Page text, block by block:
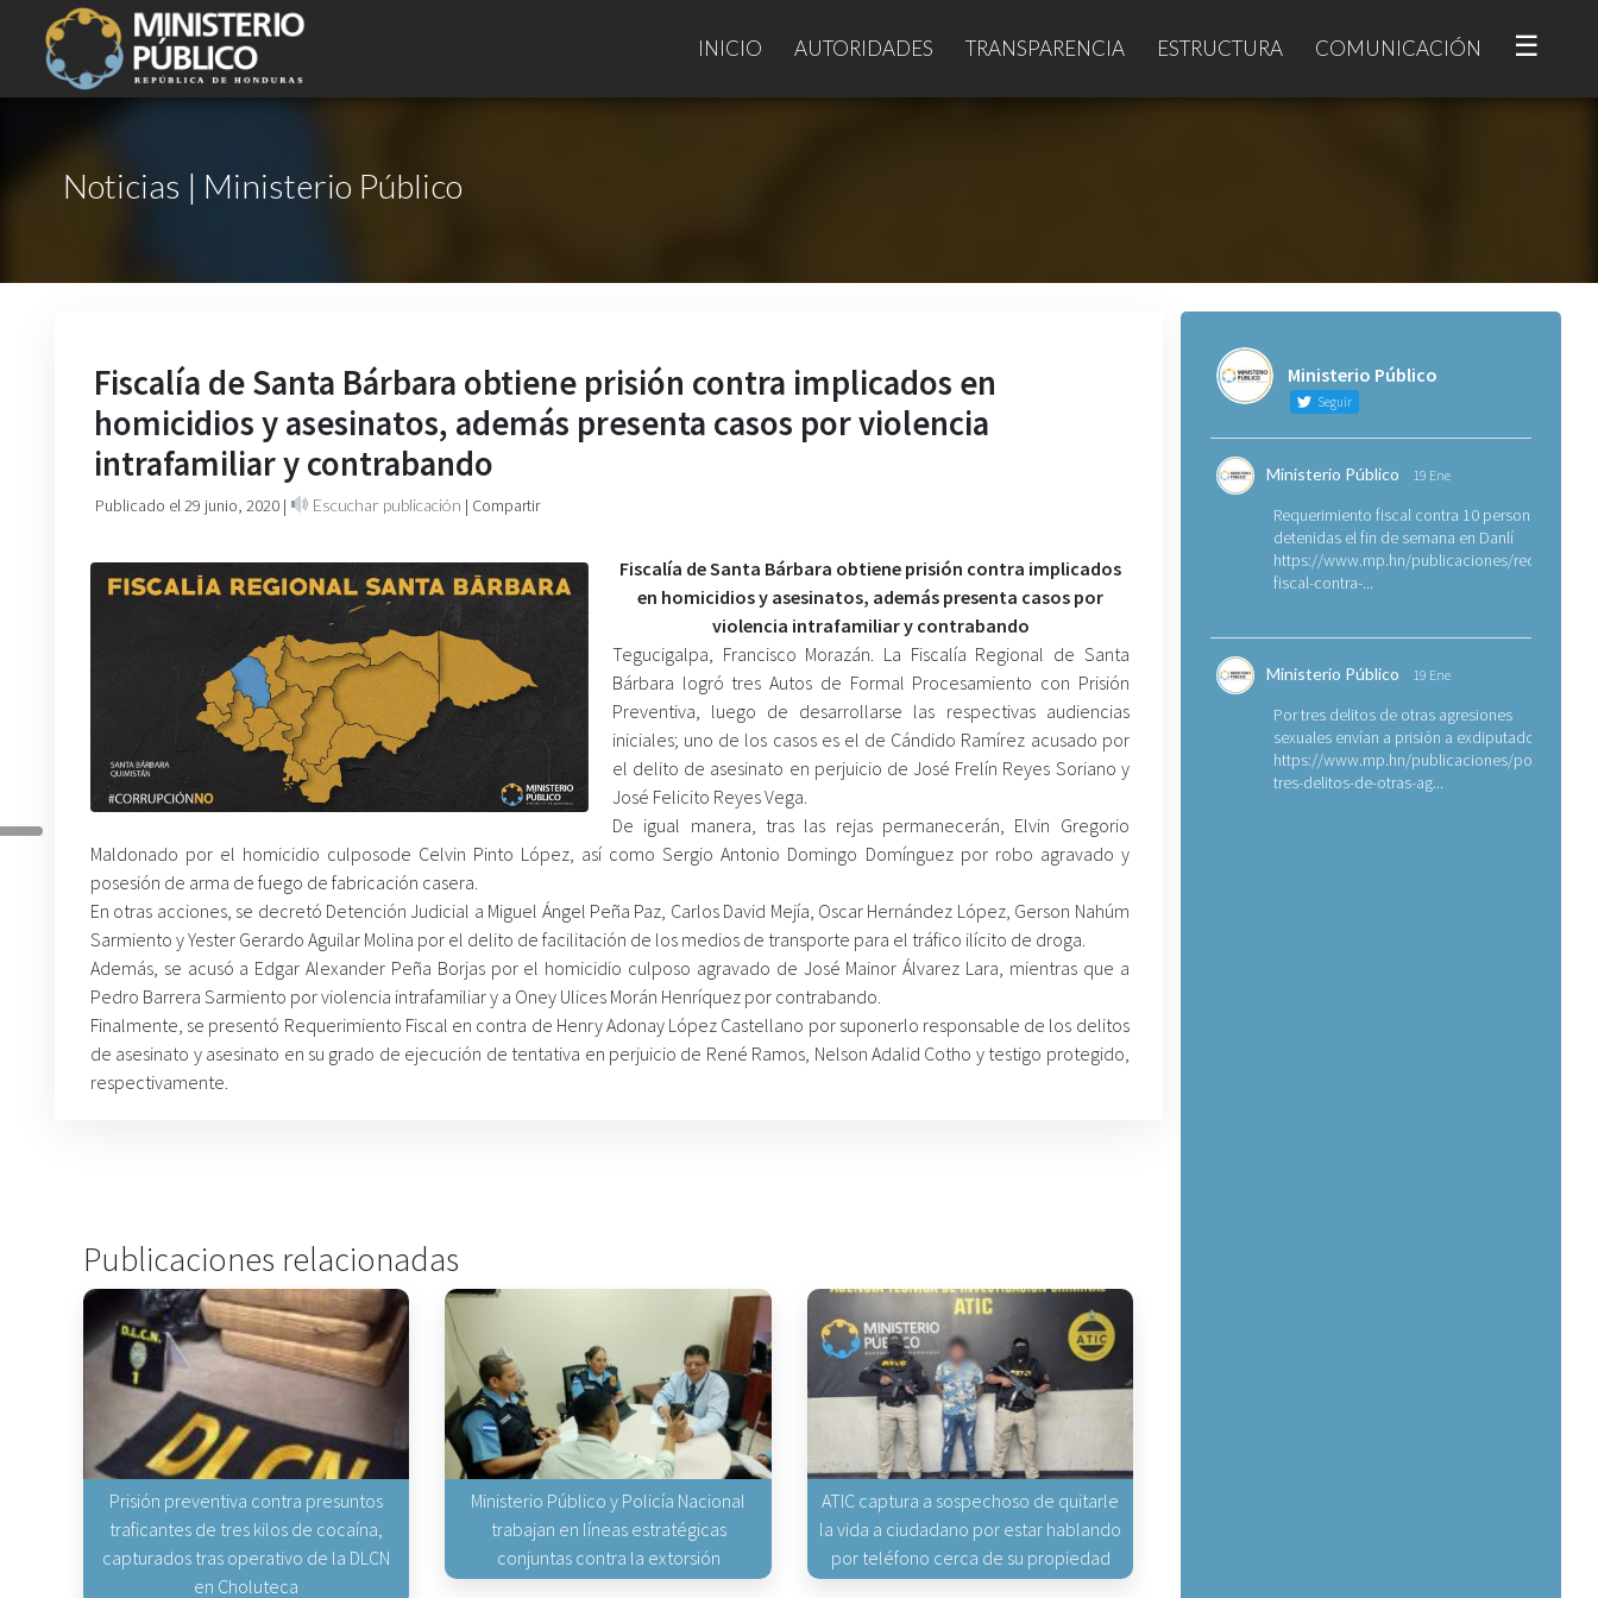
INICIO AUTORIDADES TRANSPARENCIA ESTRUCTURA COMUNICACIÓN ☰
Noticias | Ministerio Público
Fiscalía de Santa Bárbara obtiene prisión contra implicados en
homicidios y asesinatos, además presenta casos por violencia
intrafamiliar y contrabando
Publicado el 29 junio, 2020 | Escuchar publicación | Compartir
Fiscalía de Santa Bárbara obtiene prisión contra implicados
en homicidios y asesinatos, además presenta casos por
violencia intrafamiliar y contrabando
Tegucigalpa, Francisco Morazán. La Fiscalía Regional de Santa
Bárbara logró tres Autos de Formal Procesamiento con Prisión
Preventiva, luego de desarrollarse las respectivas audiencias
iniciales; uno de los casos es el de Cándido Ramírez acusado por
el delito de asesinato en perjuicio de José Frelín Reyes Soriano y
José Felicito Reyes Vega.
De igual manera, tras las rejas permanecerán, Elvin Gregorio
Maldonado por el homicidio culposode Celvin Pinto López, así como Sergio Antonio Domingo Domínguez por robo agravado y
posesión de arma de fuego de fabricación casera.
En otras acciones, se decretó Detención Judicial a Miguel Ángel Peña Paz, Carlos David Mejía, Oscar Hernández López, Gerson Nahúm
Sarmiento y Yester Gerardo Aguilar Molina por el delito de facilitación de los medios de transporte para el tráfico ilícito de droga.
Además, se acusó a Edgar Alexander Peña Borjas por el homicidio culposo agravado de José Mainor Álvarez Lara, mientras que a
Pedro Barrera Sarmiento por violencia intrafamiliar y a Oney Ulices Morán Henríquez por contrabando.
Finalmente, se presentó Requerimiento Fiscal en contra de Henry Adonay López Castellano por suponerlo responsable de los delitos
de asesinato y asesinato en su grado de ejecución de tentativa en perjuicio de René Ramos, Nelson Adalid Cotho y testigo protegido,
respectivamente.
Publicaciones relacionadas
Prisión preventiva contra presuntos
traficantes de tres kilos de cocaína,
capturados tras operativo de la DLCN
en Choluteca
Ministerio Público y Policía Nacional
trabajan en líneas estratégicas
conjuntas contra la extorsión
ATIC captura a sospechoso de quitarle
la vida a ciudadano por estar hablando
por teléfono cerca de su propiedad
Ministerio Público
Seguir
Ministerio Público 19 Ene
Requerimiento fiscal contra 10 personas
detenidas el fin de semana en Danlí
https://www.mp.hn/publicaciones/
fiscal-contra-...
Ministerio Público 19 Ene
Por tres delitos de otras agresiones
sexuales envían a prisión a exdiputado
https://www.mp.hn/publicaciones/por-
tres-delitos-de-otras-ag...